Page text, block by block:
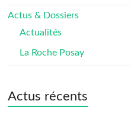
Actus & Dossiers
Actualités
La Roche Posay
Actus récents